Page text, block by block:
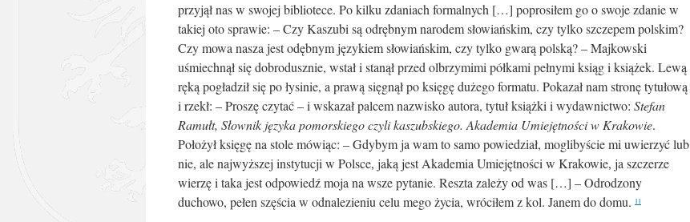
przyjął nas w swojej bibliotece. Po kilku zdaniach formalnych […] poprosiłem go o swoje zdanie w
takiej oto sprawie: – Czy Kaszubi są odrębnym narodem słowiańskim, czy tylko szczepem polskim?
Czy mowa nasza jest odębnym językiem słowiańskim, czy tylko gwarą polską? – Majkowski
uśmiechnął się dobrodusznie, wstał i stanął przed olbrzymimi półkami pełnymi ksiąg i książek. Lewą
ręką pogładził się po łysinie, a prawą sięgnął po księgę dużego formatu. Pokazał nam stronę tytułową
i rzekł: – Proszę czytać – i wskazał palcem nazwisko autora, tytuł książki i wydawnictwo: Stefan
Ramułt, Słownik języka pomorskiego czyli kaszubskiego. Akademia Umiejętności w Krakowie.
Położył księgę na stole mówiąc: – Gdybym ja wam to samo powiedział, moglibyście mi uwierzyć lub
nie, ale najwyższej instytucji w Polsce, jaką jest Akademia Umiejętności w Krakowie, ja szczerze
wierzę i taka jest odpowiedź moja na wsze pytanie. Reszta zależy od was […] – Odrodzony
duchowo, pełen szęścia w odnalezieniu celu mego życia, wróciłem z kol. Janem do domu. 11